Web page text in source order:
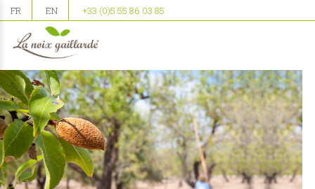
FR EN +33 (0)5 55 86 03 85